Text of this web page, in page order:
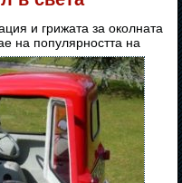
и грижата за околната
на популярността на